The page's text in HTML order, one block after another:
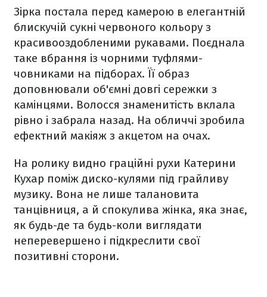
Зірка постала перед камерою в елегантній
блискучій сукні червоного кольору з
красивооздобленими рукавами. Поєднала
таке вбрання із чорними туфлями-
човниками на підборах. Її образ
доповнювали об'ємні довгі сережки з
камінцями. Волосся знаменитість вклала
рівно і забрала назад. На обличчі зробила
ефектний макіяж з акцетом на очах.
На ролику видно граційні рухи Катерини
Кухар поміж диско-кулями під грайливу
музику. Вона не лише талановита
танцівниця, а й спокулива жінка, яка знає,
як будь-де та будь-коли виглядати
неперевершено і підкреслити свої
позитивні сторони.